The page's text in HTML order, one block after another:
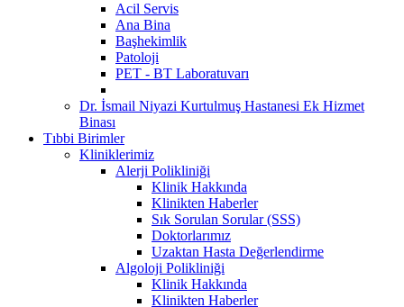
Acil Servis
Ana Bina
Başhekimlik
Patoloji
PET - BT Laboratuvarı
Dr. İsmail Niyazi Kurtulmuş Hastanesi Ek Hizmet
Binası
Tıbbi Birimler
Kliniklerimiz
Alerji Polikliniği
Klinik Hakkında
Klinikten Haberler
Sık Sorulan Sorular (SSS)
Doktorlarımız
Uzaktan Hasta Değerlendirme
Algoloji Polikliniği
Klinik Hakkında
Klinikten Haberler